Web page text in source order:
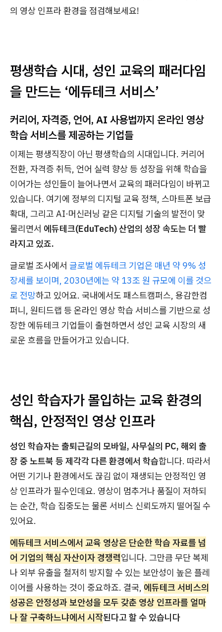
의 영상 인프라 환경을 점검해보세요!
평생학습 시대, 성인 교육의 패러다임
을 만드는 ‘에듀테크 서비스’
커리어, 자격증, 언어, AI 사용법까지 온라인 영상
학습 서비스를 제공하는 기업들
이제는 평생직장이 아닌 평생학습의 시대입니다. 커리어
전환, 자격증 취득, 언어 실력 향상 등 성장을 위해 학습을
이어가는 성인들이 늘어나면서 교육의 패러다임이 바뀌고
있습니다. 여기에 정부의 디지털 교육 정책, 스마트폰 보급
확대, 그리고 AI·머신러닝 같은 디지털 기술의 발전이 맞
물리면서 에듀테크(EduTech) 산업의 성장 속도는 더 빨
라지고 있죠.
글로벌 조사에서 글로벌 에듀테크 기업은 매년 약 9% 성
장세를 보이며, 2030년에는 약 13조 원 규모에 이를 것으
로 전망하고 있어요. 국내에서도 패스트캠퍼스, 용감한컴
퍼니, 원티드랩 등 온라인 영상 학습 서비스를 기반으로 성
장한 에듀테크 기업들이 출현하면서 성인 교육 시장의 새
로운 흐름을 만들어가고 있습니다.
성인 학습자가 몰입하는 교육 환경의
핵심, 안정적인 영상 인프라
성인 학습자는 출퇴근길의 모바일, 사무실의 PC, 해외 출
장 중 노트북 등 제각각 다른 환경에서 학습합니다. 따라서
어떤 기기나 환경에서도 끊김 없이 재생되는 안정적인 영
상 인프라가 필수인데요. 영상이 멈추거나 품질이 저하되
는 순간, 학습 집중도는 물론 서비스 신뢰도까지 떨어질 수
있어요.
에듀테크 서비스에서 교육 영상은 단순한 학습 자료를 넘
어 기업의 핵심 자산이자 경쟁력입니다. 그만큼 무단 복제
나 외부 유출을 철저히 방지할 수 있는 보안성이 높은 플레
이어를 사용하는 것이 중요하죠. 결국, 에듀테크 서비스의
성공은 안정성과 보안성을 모두 갖춘 영상 인프라를 얼마
나 잘 구축하느냐에서 시작된다고 할 수 있습니다